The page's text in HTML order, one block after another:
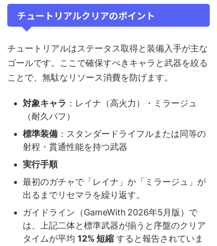
チュートリアルクリアのポイント
チュートリアルはステータス取得と装備入手が主な
ゴールです。ここで確保すべきキャラと武器を絞る
ことで、無駄なリソース消費を防げます。
対象キャラ ：レイナ（高火力）・ミラージュ
（耐久バフ）
標準装備：スタンダードライフルまたは同等の
射程・貫通性能を持つ武器
実行手順
最初のガチャで「レイナ」か「ミラージュ」が
出るまでリセマラを繰り返す。
ガイドライン（GameWith 2026年5月版）で
は、上記二体と標準武器が揃うと序盤のクリア
タイムが平均 12% 短縮 すると報告されていま